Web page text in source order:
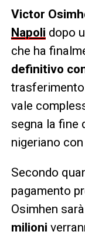
Victor
Napoli dopo
che ha
definitivo
vale
segna la fine
nigeriano
Secondo
pagamento
Osimhen
milioni